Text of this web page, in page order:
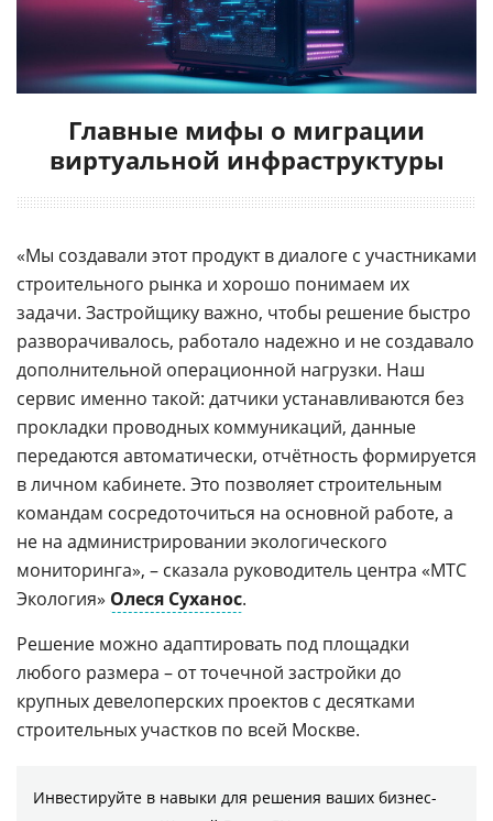
Главные мифы о миграции
виртуальной инфраструктуры
«Мы создавали этот продукт в диалоге с участниками
строительного рынка и хорошо понимаем их
задачи. Застройщику важно, чтобы решение быстро
разворачивалось, работало надежно и не создавало
дополнительной операционной нагрузки. Наш
сервис именно такой: датчики устанавливаются без
прокладки проводных коммуникаций, данные
передаются автоматически, отчётность формируется
в личном кабинете. Это позволяет строительным
командам сосредоточиться на основной работе, а
не на администрировании экологического
мониторинга», – сказала руководитель центра «МТС
Экология» Олеся Суханос.
Решение можно адаптировать под площадки
любого размера – от точечной застройки до
крупных девелоперских проектов с десятками
строительных участков по всей Москве.
Инвестируйте в навыки для решения ваших бизнес-